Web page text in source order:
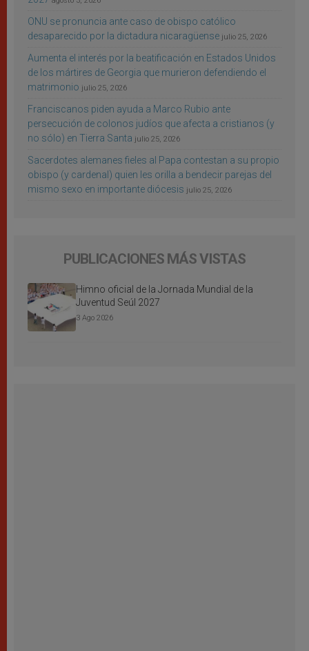
ONU se pronuncia ante caso de obispo católico
desaparecido por la dictadura nicaragüense julio 25, 2026
Aumenta el interés por la beatificación en Estados Unidos
de los mártires de Georgia que murieron defendiendo el
matrimonio julio 25, 2026
Franciscanos piden ayuda a Marco Rubio ante
persecución de colonos judíos que afecta a cristianos (y
no sólo) en Tierra Santa julio 25, 2026
Sacerdotes alemanes fieles al Papa contestan a su propio
obispo (y cardenal) quien les orilla a bendecir parejas del
mismo sexo en importante diócesis julio 25, 2026
PUBLICACIONES MÁS VISTAS
Himno oficial de la Jornada Mundial de la
Juventud Seúl 2027
3 Ago 2026